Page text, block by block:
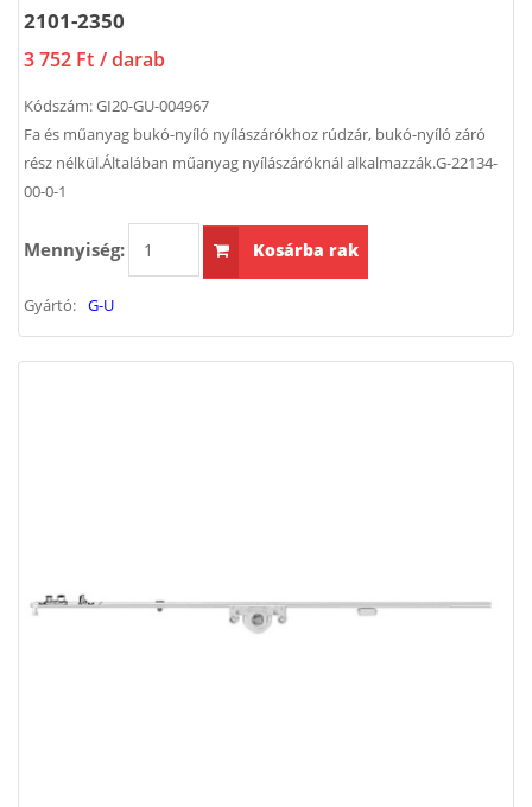
2101-2350
3 752 Ft / darab
Kódszám:GI20-GU-004967
Fa és műanyag bukó-nyíló nyílászárókhoz rúdzár, bukó-nyíló záró
rész nélkül.Általában műanyag nyílászáróknál alkalmazzák.G-22134-
00-0-1
Mennyiség: Kosárba rak
Gyártó: G-U